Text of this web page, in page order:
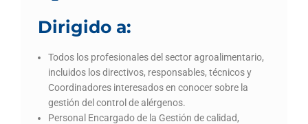
Dirigido a:
Todos los profesionales del sector agroalimentario,
incluidos los directivos, responsables, técnicos y
Coordinadores interesados en conocer sobre la
gestión del control de alérgenos.
Personal Encargado de la Gestión de calidad,